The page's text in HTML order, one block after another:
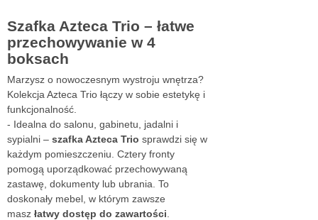
Szafka Azteca Trio – łatwe
przechowywanie w 4
boksach
Marzysz o nowoczesnym wystroju wnętrza?
Kolekcja Azteca Trio łączy w sobie estetykę i
funkcjonalność.
- Idealna do salonu, gabinetu, jadalni i
sypialni – szafka Azteca Trio sprawdzi się w
każdym pomieszczeniu. Cztery fronty
pomogą uporządkować przechowywaną
zastawę, dokumenty lub ubrania. To
doskonały mebel, w którym zawsze
masz łatwy dostęp do zawartości